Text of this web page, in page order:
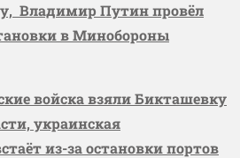
Владимир Путин провёл
в Минобороны
войска взяли Бикташевку
украинская
из-за остановки портов